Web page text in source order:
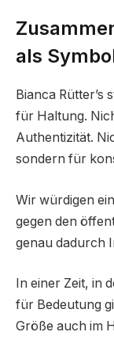
als
Bianca
für Haltung.
Authentizität.
sondern für
Wir würdigen
gegen den
genau dadurch
In einer Zeit, in
für Bedeutung
Größe auch im